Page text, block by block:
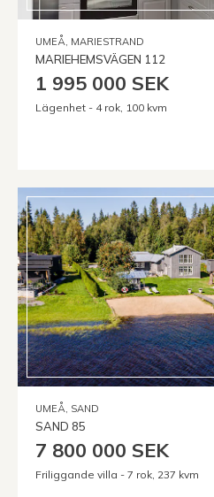
UMEÅ, MARIESTRAND
MARIEHEMSVÄGEN 112
1 995 000 SEK
Lägenhet - 4 rok, 100 kvm
UMEÅ, SAND
SAND 85
7 800 000 SEK
Friliggande villa - 7 rok, 237 kvm